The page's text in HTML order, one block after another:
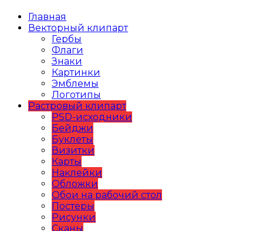
Главная
Векторный клипарт
Гербы
Флаги
Знаки
Картинки
Эмблемы
Логотипы
Растровый клипарт
PSD-исходники
Бейджи
Буклеты
Визитки
Карты
Наклейки
Обложки
Обои на рабочий стол
Постеры
Рисунки
Сканы